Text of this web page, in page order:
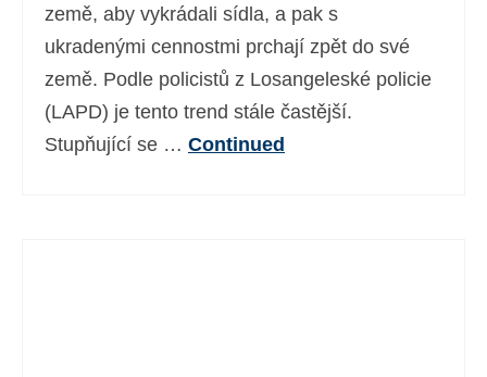
země, aby vykrádali sídla, a pak s
ukradenými cennostmi prchají zpět do své
země. Podle policistů z Losangeleské policie
(LAPD) je tento trend stále častější.
Stupňující se … Continued